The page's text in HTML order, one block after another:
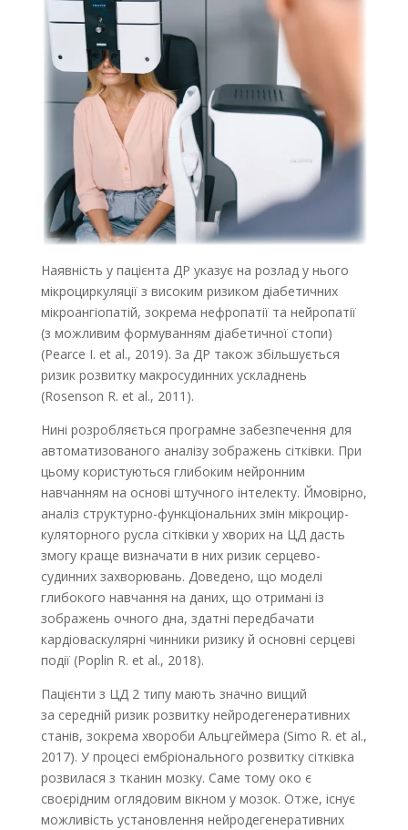
Наявність у пацієнта ДР указує на розлад у нього
мікроциркуляції з високим ризиком діабетичних
мікроангіопатій, зокрема нефропатії та нейропатії
(з можливим формуванням діабетичної стопи)
(Pearce I. et al., 2019). За ДР також збільшується
ризик розвитку макросудинних ускладнень
(Rosenson R. et al., 2011).
Нині розробляється програмне забезпечення для
автоматизованого аналізу зображень сітківки. При
цьому користуються глибоким нейронним
навчанням на основі штучного інтелекту. Ймовірно,
аналіз структурно-функціональних змін мікроцир­
куляторного русла сітківки у хворих на ЦД дасть
змогу краще визначати в них ризик серцево-
судинних захворювань. Доведено, що моделі
глибокого на­вчання на даних, що отримані із
зображень очного дна, здатні передбачати
кардіоваскулярні чинники ризику й основні серцеві
події (Poplin R. et al., 2018).
Пацієнти з ЦД 2 типу мають значно вищий
за середній ризик розвитку нейродегенеративних
станів, зокрема хвороби Альцгеймера (Simo R. et al.,
2017). У процесі ембріонального розвитку сітківка
розвилася з тканин мозку. Саме тому око є
своєрідним оглядовим вікном у мозок. Отже, існує
можливість установлення нейродегенеративних